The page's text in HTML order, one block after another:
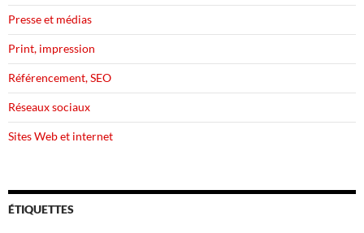
Presse et médias
Print, impression
Référencement, SEO
Réseaux sociaux
Sites Web et internet
ÉTIQUETTES